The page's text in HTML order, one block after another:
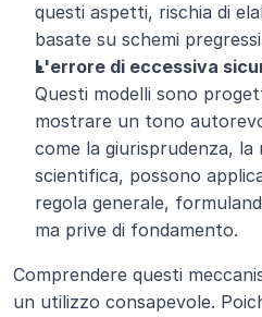
questi aspetti, rischia di
basate su schemi
L'errore di eccessiva
Questi modelli sono
mostrare un tono
come la giurisprudenza,
scientifica, possono
regola generale,
ma prive di fondamento.
Comprendere questi
un utilizzo consapevole.